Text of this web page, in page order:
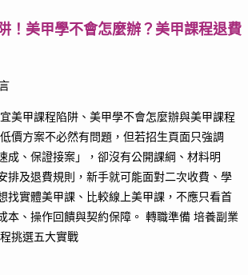
！美甲學不會怎麼辦？美甲課程退費
美甲課程陷阱、美甲學不會怎麼辦與美甲課程
價方案不必然有問題，但若招生頁面只強調
成、保證接案」，卻沒有公開課綱、材料明
排及退費規則，新手就可能面對二次收費、學
找實體美甲課、比較線上美甲課，不應只看首
本、操作回饋與契約保障。 轉職準備 培養副業
挑選五大實戰